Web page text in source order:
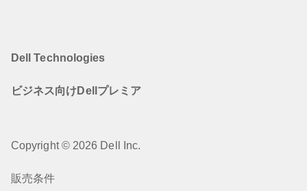
Dell Technologies
ビジネス向けDellプレミア
Copyright © 2026 Dell Inc.
販売条件